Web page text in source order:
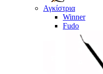
Αγκίστρια
Winner
Fudo